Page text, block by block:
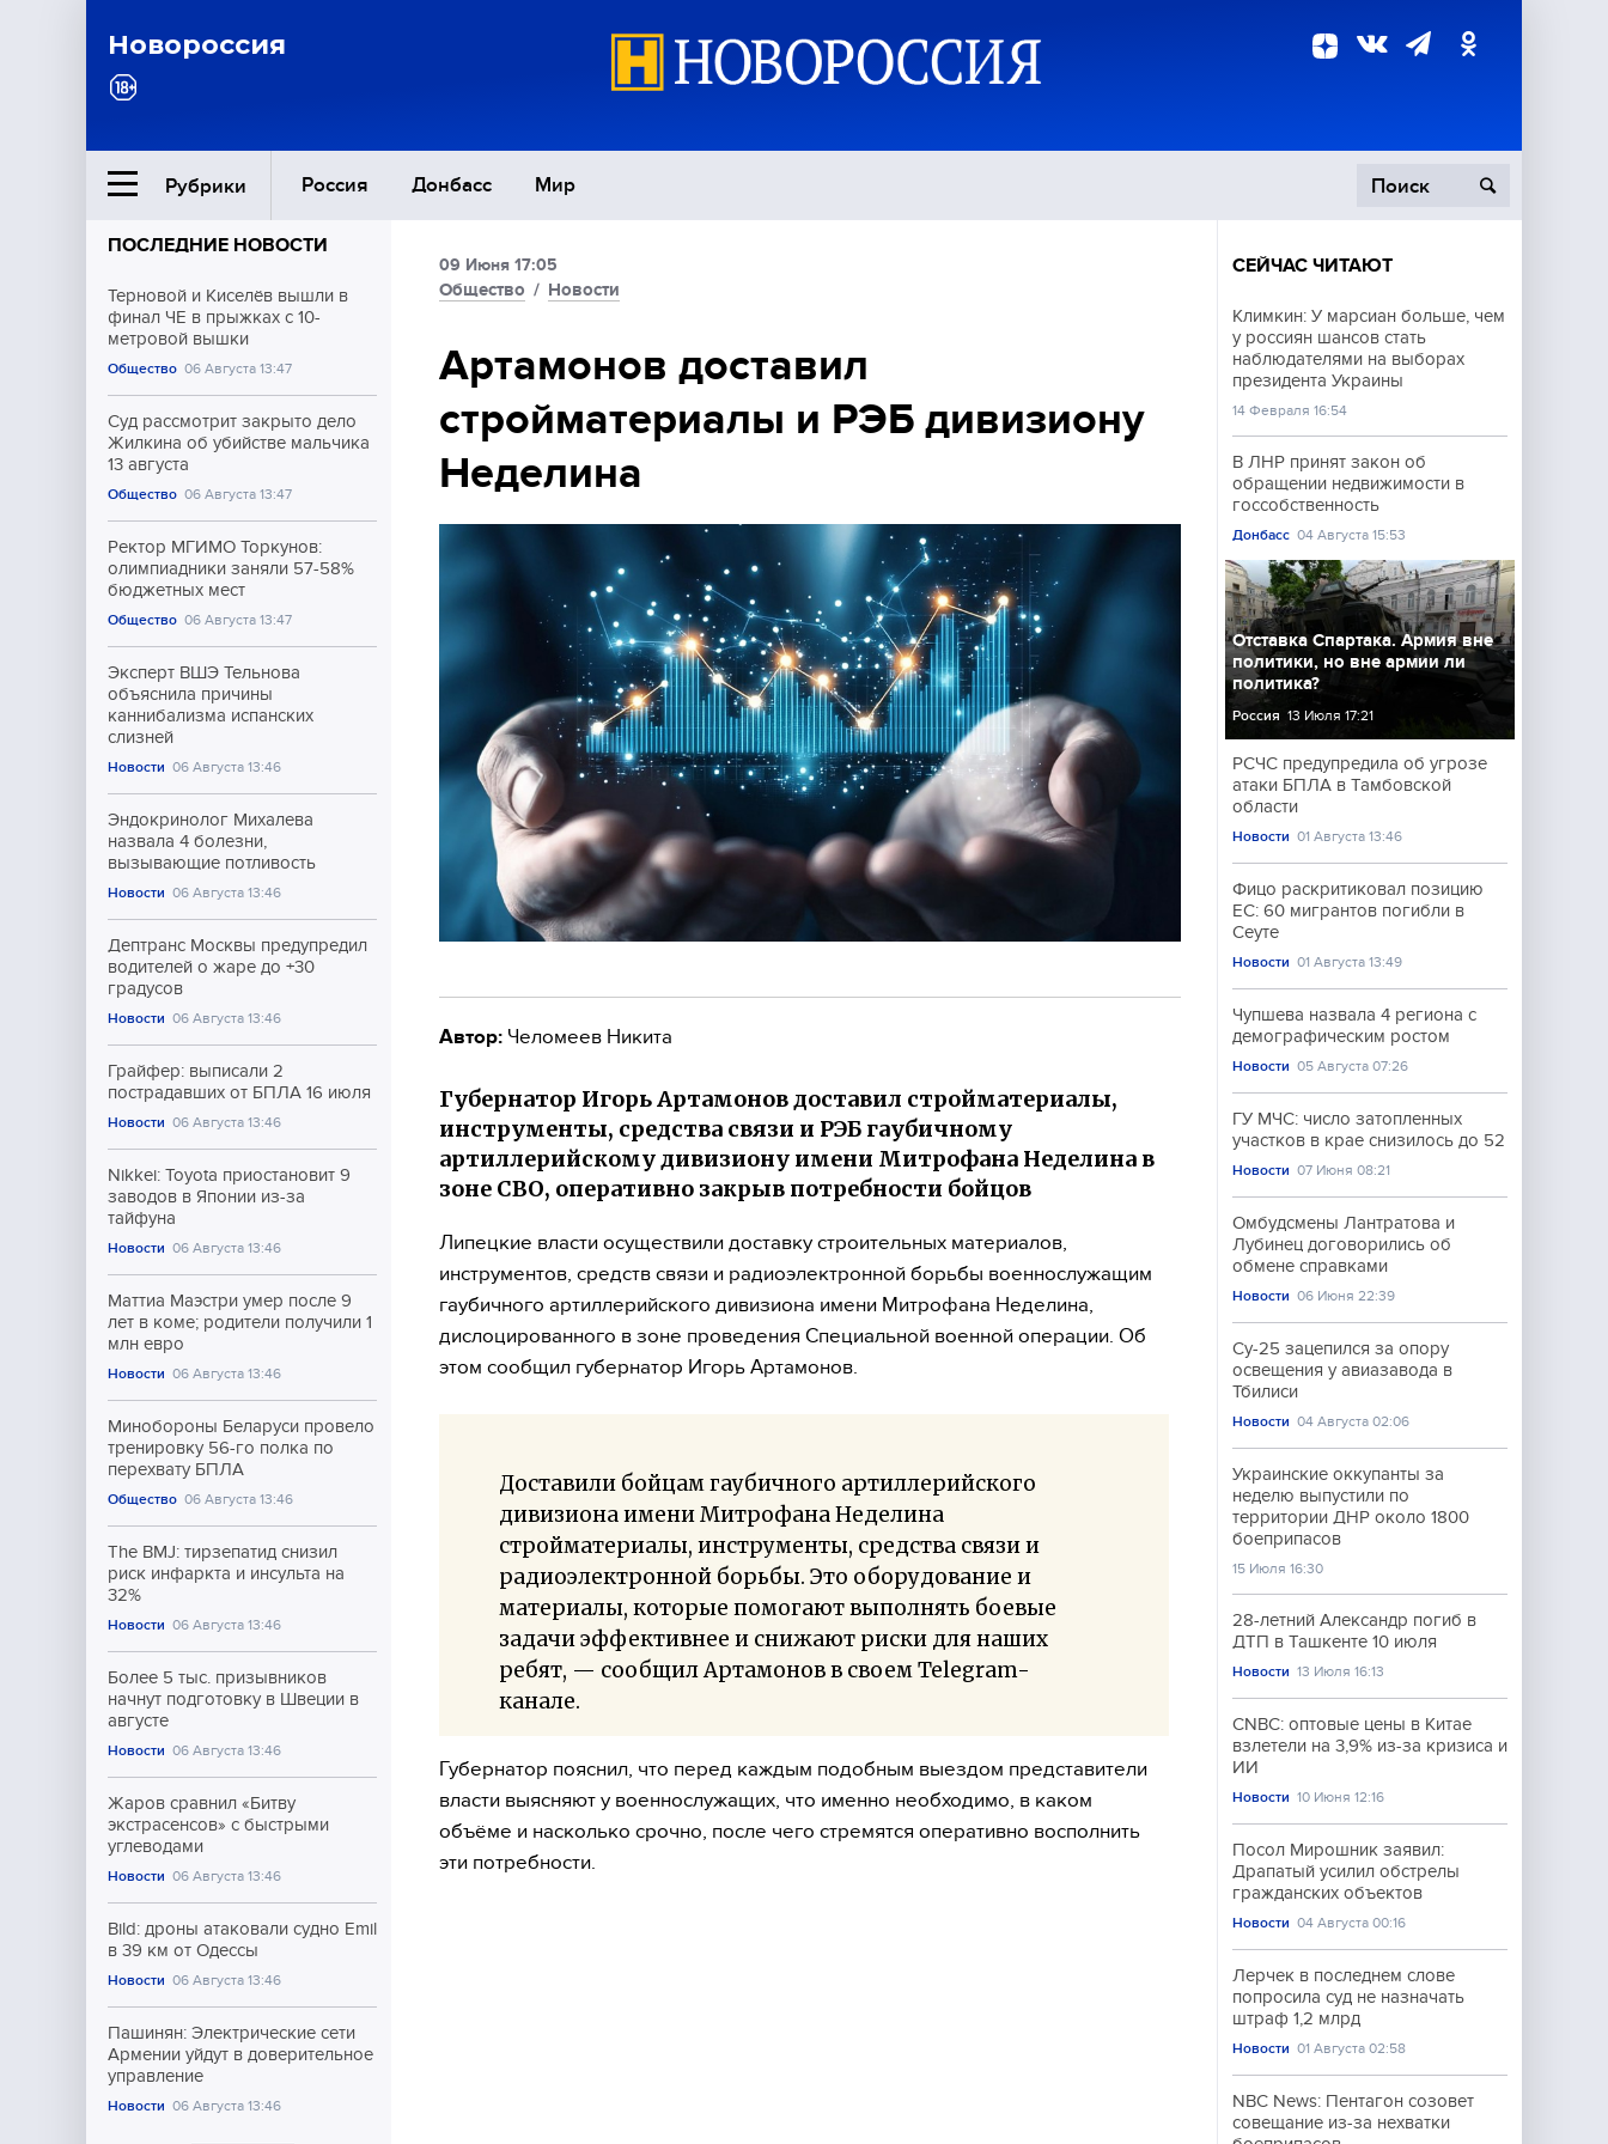
Новороссия
Рубрики Россия Донбасс Мир
Ближний Восток Политика
Общество
Экономика
Происшествия
Культура
Спорт
ПОСЛЕДНИЕ НОВОСТИ
Терновой и Киселёв вышли в
финал ЧЕ в прыжках с 10-
метровой вышки
Общество 06 Августа 13:47
Суд рассмотрит закрыто дело
Жилкина об убийстве мальчика
13 августа
Общество 06 Августа 13:47
Ректор МГИМО Торкунов:
олимпиадники заняли 57-58%
бюджетных мест
Общество 06 Августа 13:47
Эксперт ВШЭ Тельнова
объяснила причины
каннибализма испанских
слизней
Новости 06 Августа 13:46
Эндокринолог Михалева
назвала 4 болезни,
вызывающие потливость
Новости 06 Августа 13:46
Дептранс Москвы предупредил
водителей о жаре до +30
градусов
Новости 06 Августа 13:46
Грайфер: выписали 2
пострадавших от БПЛА 16 июля
Новости 06 Августа 13:46
Nikkei: Toyota приостановит 9
заводов в Японии из-за
тайфуна
Новости 06 Августа 13:46
Маттиа Маэстри умер после 9
лет в коме; родители получили 1
млн евро
Новости 06 Августа 13:46
Минобороны Беларуси провело
тренировку 56-го полка по
перехвату БПЛА
Общество 06 Августа 13:46
The BMJ: тирзепатид снизил
риск инфаркта и инсульта на
32%
Новости 06 Августа 13:46
Более 5 тыс. призывников
начнут подготовку в Швеции в
августе
Новости 06 Августа 13:46
Жаров сравнил «Битву
экстрасенсов» с быстрыми
углеводами
Новости 06 Августа 13:46
Bild: дроны атаковали судно Emil
в 39 км от Одессы
Новости 06 Августа 13:46
Пашинян: Электрические сети
Армении уйдут в доверительное
управление
Новости 06 Августа 13:46
09 Июня 17:05
Общество / Новости
Артамонов доставил
стройматериалы и РЭБ дивизиону
Неделина
Автор: Челомеев Никита
Губернатор Игорь Артамонов доставил стройматериалы,
инструменты, средства связи и РЭБ гаубичному
артиллерийскому дивизиону имени Митрофана Неделина в
зоне СВО, оперативно закрыв потребности бойцов
Липецкие власти осуществили доставку строительных материалов,
инструментов, средств связи и радиоэлектронной борьбы военнослужащим
гаубичного артиллерийского дивизиона имени Митрофана Неделина,
дислоцированного в зоне проведения Специальной военной операции. Об
этом сообщил губернатор Игорь Артамонов.
Доставили бойцам гаубичного артиллерийского
дивизиона имени Митрофана Неделина
стройматериалы, инструменты, средства связи и
радиоэлектронной борьбы. Это оборудование и
материалы, которые помогают выполнять боевые
задачи эффективнее и снижают риски для наших
ребят, — сообщил Артамонов в своем Telegram-
канале.
Губернатор пояснил, что перед каждым подобным выездом представители
власти выясняют у военнослужащих, что именно необходимо, в каком
объёме и насколько срочно, после чего стремятся оперативно восполнить
эти потребности.
СЕЙЧАС ЧИТАЮТ
Климкин: У марсиан больше, чем
у россиян шансов стать
наблюдателями на выборах
президента Украины
14 Февраля 16:54
В ЛНР принят закон об
обращении недвижимости в
госсобственность
Донбасс 04 Августа 15:53
Отставка Спартака. Армия вне
политики, но вне армии ли
политика?
Россия 13 Июля 17:21
РСЧС предупредила об угрозе
атаки БПЛА в Тамбовской
области
Новости 01 Августа 13:46
Фицо раскритиковал позицию
ЕС: 60 мигрантов погибли в
Сеуте
Новости 01 Августа 13:49
Чупшева назвала 4 региона с
демографическим ростом
Новости 05 Августа 07:26
ГУ МЧС: число затопленных
участков в крае снизилось до 52
Новости 07 Июня 08:21
Омбудсмены Лантратова и
Лубинец договорились об
обмене справками
Новости 06 Июня 22:39
Су-25 зацепился за опору
освещения у авиазавода в
Тбилиси
Новости 04 Августа 02:06
Украинские оккупанты за
неделю выпустили по
территории ДНР около 1800
боеприпасов
15 Июля 16:30
28-летний Александр погиб в
ДТП в Ташкенте 10 июля
Новости 13 Июля 16:13
CNBC: оптовые цены в Китае
взлетели на 3,9% из-за кризиса и
ИИ
Новости 10 Июня 12:16
Посол Мирошник заявил:
Драпатый усилил обстрелы
гражданских объектов
Новости 04 Августа 00:16
Лерчек в последнем слове
попросила суд не назначать
штраф 1,2 млрд
Новости 01 Августа 02:58
NBC News: Пентагон созовет
совещание из-за нехватки